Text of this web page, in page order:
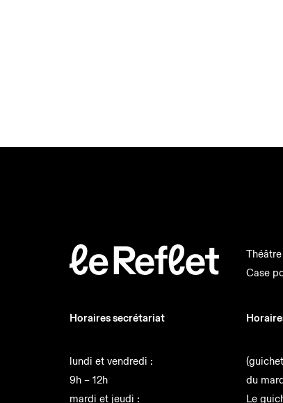
logo
Case
Horaires secrétariat
lundi et vendredi :
9h – 12h
mardi et jeudi :
du
Le